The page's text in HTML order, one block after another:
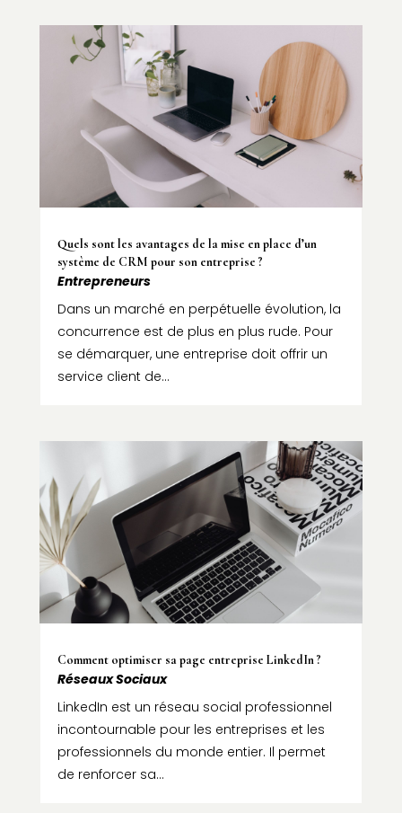
Quels sont les avantages de la mise en place d’un
système de CRM pour son entreprise ?
Entrepreneurs
Dans un marché en perpétuelle évolution, la
concurrence est de plus en plus rude. Pour
se démarquer, une entreprise doit offrir un
service client de...
Comment optimiser sa page entreprise LinkedIn ?
Réseaux Sociaux
LinkedIn est un réseau social professionnel
incontournable pour les entreprises et les
professionnels du monde entier. Il permet
de renforcer sa...